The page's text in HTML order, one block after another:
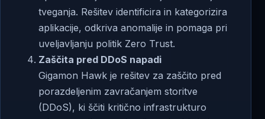
tveganja. Rešitev identificira in kategorizira
aplikacije, odkriva anomalije in pomaga pri
uveljavljanju politik Zero Trust.
Zaščita pred DDoS napadi
Gigamon Hawk je rešitev za zaščito pred
porazdeljenim zavračanjem storitve
(DDoS), ki ščiti kritično infrastrukturo